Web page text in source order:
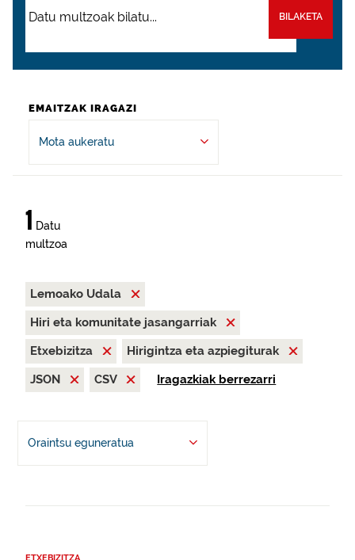
BILAKETA
EMAITZAK IRAGAZI
Mota aukeratu
1 Datu
multzoa
Lemoako Udala
Hiri eta komunitate jasangarriak
Etxebizitza
Hirigintza eta azpiegiturak
JSON
CSV Iragazkiak berrezarri
Oraintsu eguneratua